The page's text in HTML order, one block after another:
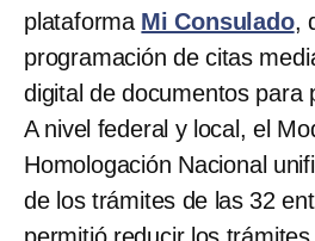
plataforma Mi Consulado,
programación de citas
digital de documentos para
A nivel federal y local, el
Homologación Nacional
de los trámites de las 32